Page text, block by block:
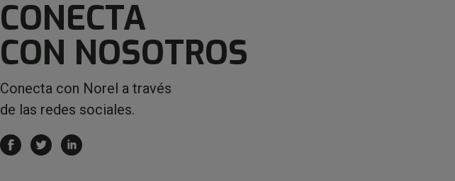
CONECTA
CON NOSOTROS
Conecta con Norel a través
de las redes sociales.